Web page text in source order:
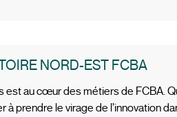
NORD-EST FCBA
au cœur des métiers de FCBA.
prendre le virage de l’innovation